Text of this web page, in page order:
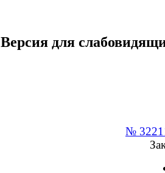
Версия для
№